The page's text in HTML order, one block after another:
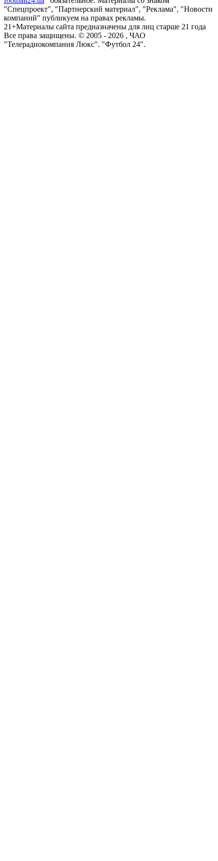
"Спецпроект", "Партнерский материал", "Реклама", "Новости
компаний" публикуем на правах рекламы.
21+Материалы сайта предназначены для лиц старше 21 года
Все права защищены. © 2005 - 2026 , ЧАО
"Телерадиокомпания Люкс". "Футбол 24".